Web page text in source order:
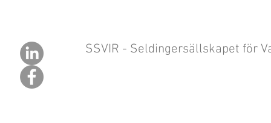
SSVIR - Seldingersällskapet för